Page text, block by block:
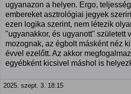
ugyanazon a helyen. Ergo,
embereket asztrológiai jegyek
ezen logika szerint, nem létezik
"ugyanakkor, és ugyanott" született
mozognak, az égbolt másként néz
évvel ezelőtt. Az akkor
egyébként kicsivel máshol is
2025. szept. 3. 18:15